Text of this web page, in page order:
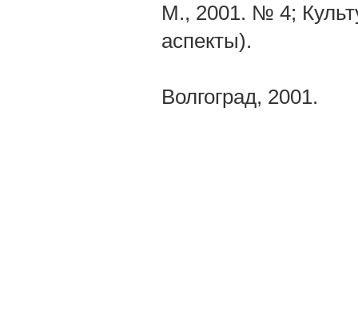
М., 2001. № 4;
аспекты).
Волгоград, 2001.